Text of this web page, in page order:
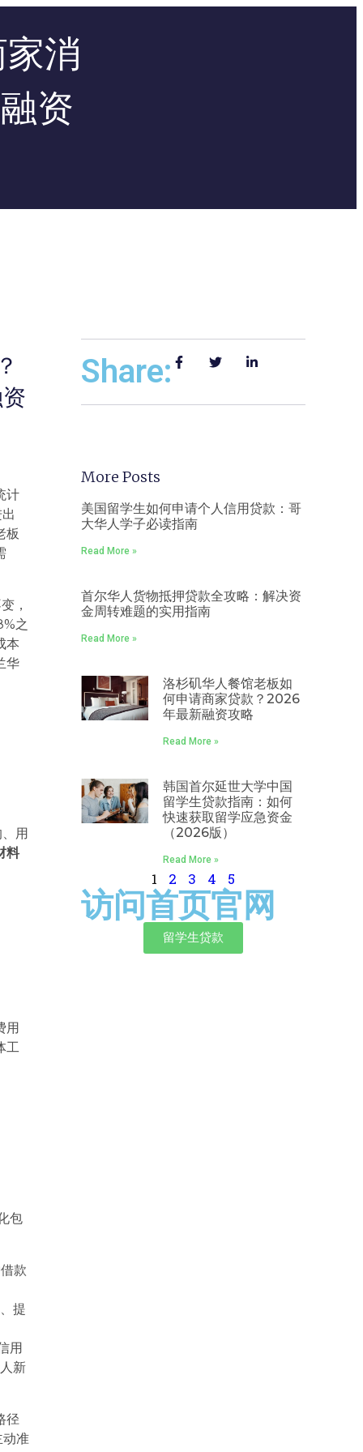
消
资
计
板
，
之
本
华
用
料
用
工
包
款
提
用
新
径
动准
Share:
More Posts
美国留学生如何申请个人信用贷款：哥
大华人学子必读指南
Read More »
首尔华人货物抵押贷款全攻略：解决资
金周转难题的实用指南
Read More »
洛杉矶华人餐馆老板如
何申请商家贷款？2026
年最新融资攻略
Read More »
韩国首尔延世大学中国
留学生贷款指南：如何
快速获取留学应急资金
（2026版）
Read More »
1 2 3 4 5
访问首页官网
留学生贷款